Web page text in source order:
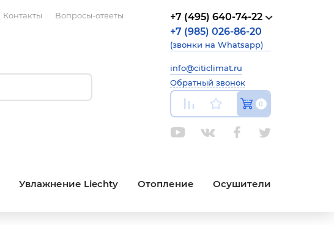
Контакты Вопросы-ответы
+7 (495) 640-74-22
+7 (985) 026-86-20
(звонки на Whatsapp)
info@citiclimat.ru
Обратный звонок
0
Увлажнение Liechty Отопление Осушители